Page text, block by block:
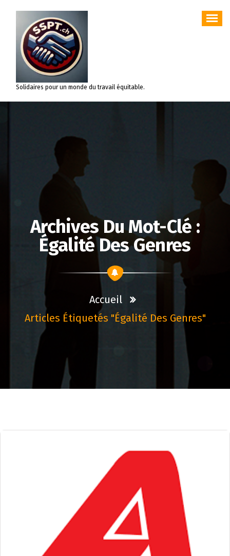
contenu
Solidaires pour un monde du travail équitable.
Archives Du Mot-Clé :
Égalité Des Genres
Accueil
Articles Étiquetés "égalité Des Genres"